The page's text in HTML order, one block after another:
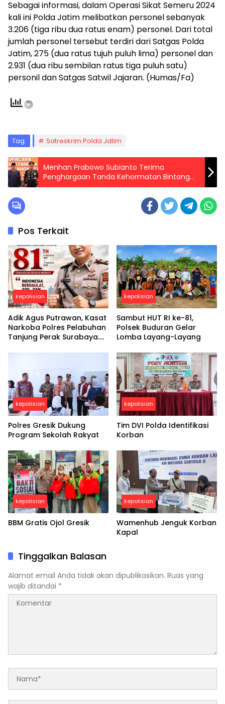
Sebagai informasi, dalam Operasi Sikat Semeru 2024
kali ini Polda Jatim melibatkan personel sebanyak
3.206 (tiga ribu dua ratus enam) personel. Dari total
jumlah personel tersebut terdiri dari Satgas Polda
Jatim, 275 (dua ratus tujuh puluh lima) personel dan
2.931 (dua ribu sembilan ratus tiga puluh satu)
personil dan Satgas Satwil Jajaran. (Humas/Fa)
Tag: Satreskrim Polda Jatim
Menhan Prabowo Subianto Terima
Penghargaan Tanda Kehormatan Bintang
Bhayangkara Utama Polri
Pos Terkait
kepolisian
Adik Agus Putrawan, Kasat
Narkoba Polres Pelabuhan
Tanjung Perak Surabaya.
Peringatan Dirgahayu
Th, 17 Agustus 2026
kepolisian
Sambut HUT RI ke-81,
Polsek Buduran Gelar
Lomba Layang-Layang
kepolisian
Polres Gresik Dukung
Program Sekolah Rakyat
kepolisian
Tim DVI Polda Identifikasi
Korban
kepolisian
BBM Gratis Ojol Gresik
kepolisian
Wamenhub Jenguk Korban
Kapal
Tinggalkan Balasan
Alamat email Anda tidak akan dipublikasikan. Ruas yang
wajib ditandai *